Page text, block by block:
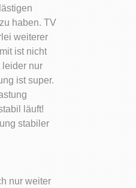
haben. TV
weiterer
ist nicht
leider nur
ist super.
läuft!
stabiler
nur weiter